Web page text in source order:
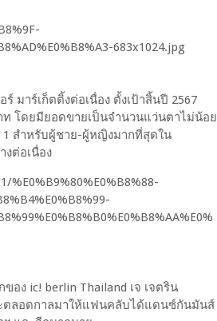
มาร์เก็ตติ้งต่อเนื่อง ตั้งเป้าสิ้นปี 2567
ท โดยมียอดขายเป็นจำนวนแว่นตาไม่น้อย
1 สำหรับผู้ชาย-ผู้หญิงมากที่สุดใน
งต่อเนื่อง
ง ic! berlin Thailand เจ เจตริน
ตลอดกาลมาให้แฟนคลับได้แดนซ์กันมันส์